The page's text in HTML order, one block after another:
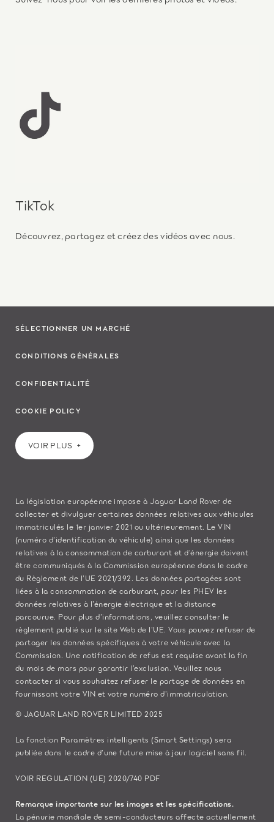
TikTok
Découvrez, partagez et créez des vidéos avec nous.
SÉLECTIONNER UN MARCHÉ
CONDITIONS GÉNÉRALES
CONFIDENTIALITÉ
COOKIE POLICY
VOIR PLUS
La législation européenne impose à Jaguar Land Rover de
collecter et divulguer certaines données relatives aux véhicules
immatriculés le 1er janvier 2021 ou ultérieurement. Le VIN
(numéro d’identification du véhicule) ainsi que les données
relatives à la consommation de carburant et d’énergie doivent
être communiqués à la Commission européenne dans le cadre
du Règlement de l’UE 2021/392. Les données partagées sont
liées à la consommation de carburant, pour les PHEV les
données relatives à l’énergie électrique et la distance
parcourue. Pour plus d’informations, veuillez consulter le
règlement publié sur le site Web de l’UE . Vous pouvez refuser de
partager les données spécifiques à votre véhicule avec la
Commission. Une notification de refus est requise avant la fin
du mois de mars pour garantir l’exclusion. Veuillez nous
contacter si vous souhaitez refuser le partage de données en
fournissant votre VIN et votre numéro d’immatriculation.
© JAGUAR LAND ROVER LIMITED 2025
La fonction Paramètres intelligents (Smart Settings) sera
publiée dans le cadre d’une future mise à jour logiciel sans fil.
VOIR REGULATION (UE) 2020/740 PDF
Remarque importante sur les images et les spécifications.
La pénurie mondiale de semi-conducteurs affecte actuellement